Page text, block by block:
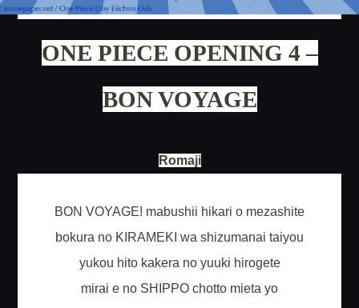
ONE PIECE OPENING 4 –
BON VOYAGE
Romaji
BON VOYAGE! mabushii hikari o mezashite
bokura no KIRAMEKI wa shizumanai taiyou
yukou hito kakera no yuuki hirogete
mirai e no SHIPPO chotto mieta yo